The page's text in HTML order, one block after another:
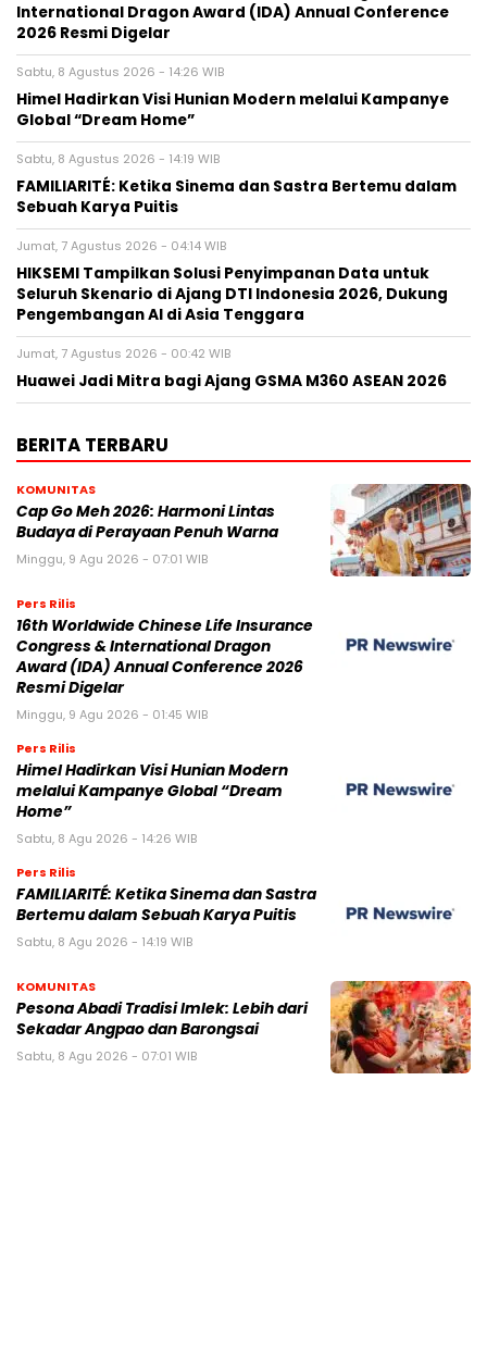
International Dragon Award (IDA) Annual Conference
2026 Resmi Digelar
Sabtu, 8 Agustus 2026 - 14:26 WIB
Himel Hadirkan Visi Hunian Modern melalui Kampanye
Global “Dream Home”
Sabtu, 8 Agustus 2026 - 14:19 WIB
FAMILIARITÉ: Ketika Sinema dan Sastra Bertemu dalam
Sebuah Karya Puitis
Jumat, 7 Agustus 2026 - 04:14 WIB
HIKSEMI Tampilkan Solusi Penyimpanan Data untuk
Seluruh Skenario di Ajang DTI Indonesia 2026, Dukung
Pengembangan AI di Asia Tenggara
Jumat, 7 Agustus 2026 - 00:42 WIB
Huawei Jadi Mitra bagi Ajang GSMA M360 ASEAN 2026
BERITA TERBARU
KOMUNITAS
Cap Go Meh 2026: Harmoni Lintas
Budaya di Perayaan Penuh Warna
Minggu, 9 Agu 2026 - 07:01 WIB
Pers Rilis
16th Worldwide Chinese Life Insurance
Congress & International Dragon
Award (IDA) Annual Conference 2026
Resmi Digelar
Minggu, 9 Agu 2026 - 01:45 WIB
Pers Rilis
Himel Hadirkan Visi Hunian Modern
melalui Kampanye Global “Dream
Home”
Sabtu, 8 Agu 2026 - 14:26 WIB
Pers Rilis
FAMILIARITÉ: Ketika Sinema dan Sastra
Bertemu dalam Sebuah Karya Puitis
Sabtu, 8 Agu 2026 - 14:19 WIB
KOMUNITAS
Pesona Abadi Tradisi Imlek: Lebih dari
Sekadar Angpao dan Barongsai
Sabtu, 8 Agu 2026 - 07:01 WIB